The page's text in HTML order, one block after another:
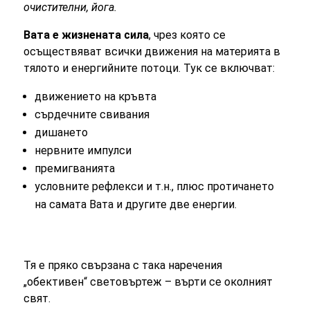
очистителни, йога.
Вата е жизнената сила, чрез която се
осъществяват всички движения на материята в
тялото и енергийните потоци. Тук се включват:
движението на кръвта
сърдечните свивания
дишането
нервните импулси
премигванията
условните рефлекси и т.н., плюс протичането
на самата Вата и другите две енергии.
Тя е пряко свързана с така наречения
„обективен“ световъртеж – върти се околният
свят.